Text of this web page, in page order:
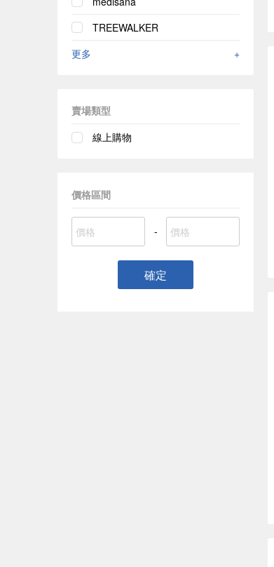
TREEWALKER
更多
+
賣場類型
線上購物
價格區間
-
確定